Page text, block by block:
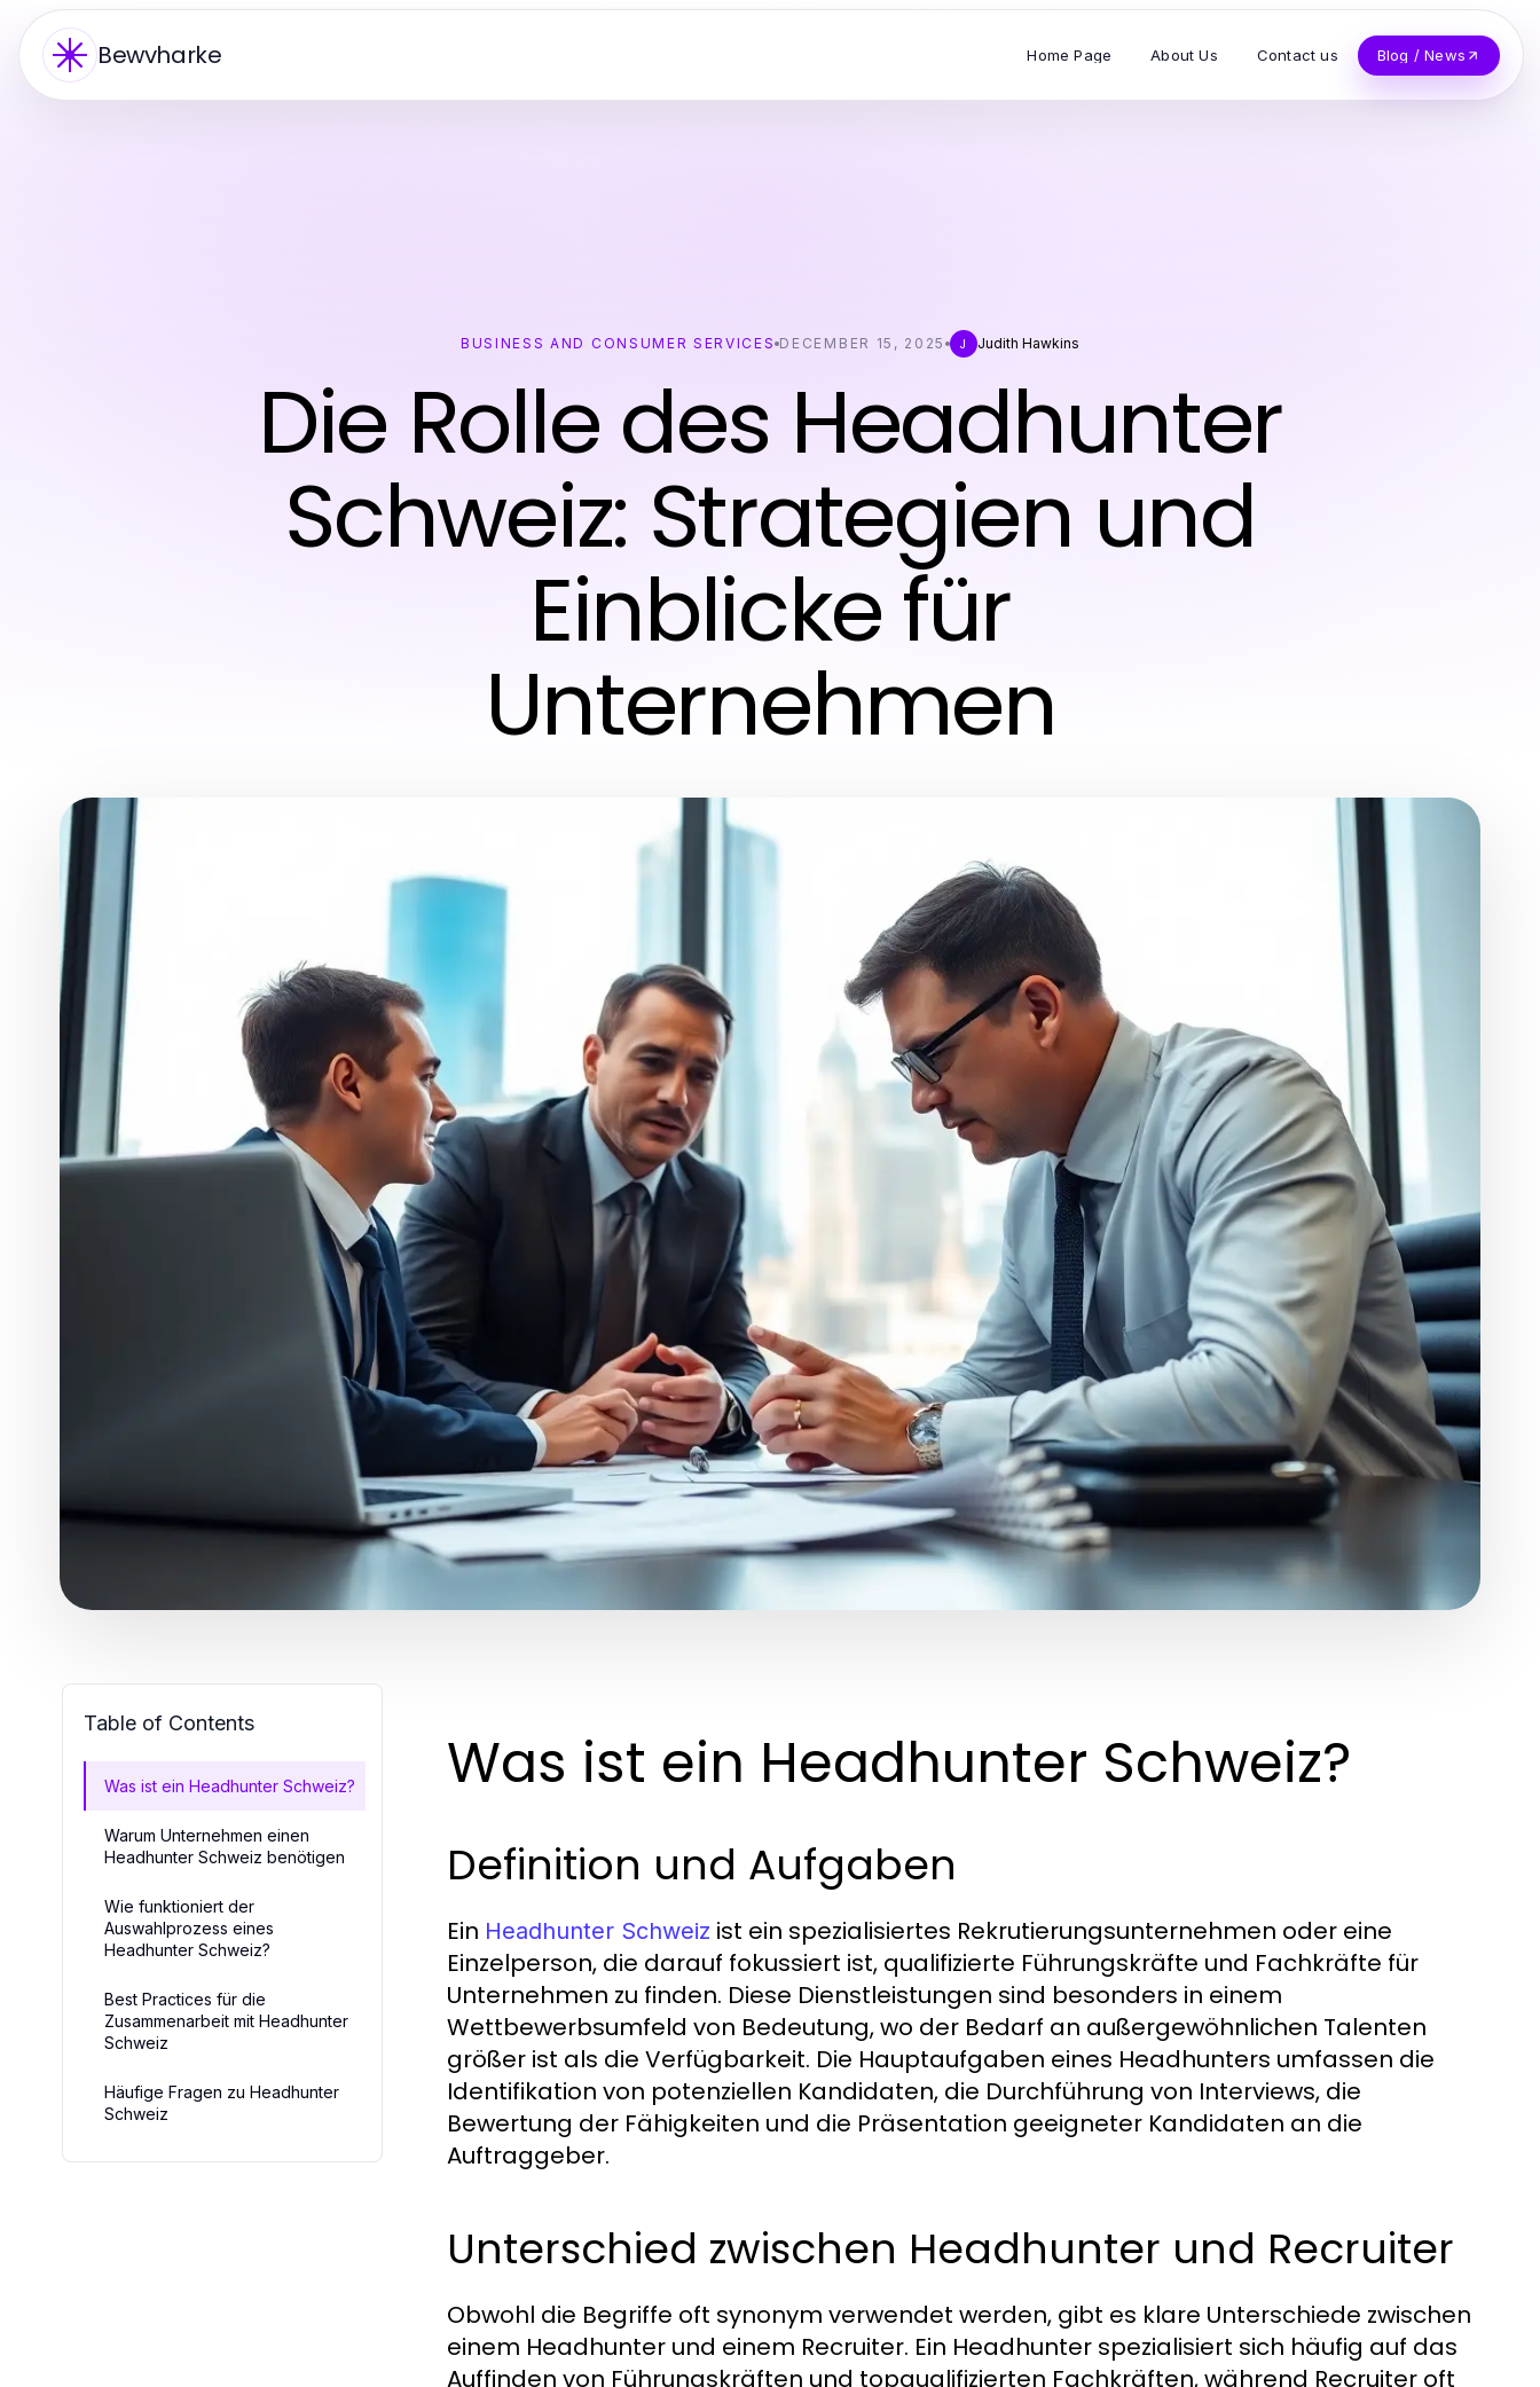
Bewvharke Home Page About Us Contact us Blog / News
BUSINESS AND CONSUMER SERVICES DECEMBER 15, 2025 J Judith Hawkins
Die Rolle des Headhunter
Schweiz: Strategien und
Einblicke für
Unternehmen
Table of Contents
Was ist ein Headhunter Schweiz?
Warum Unternehmen einen
Headhunter Schweiz benötigen
Wie funktioniert der
Auswahlprozess eines
Headhunter Schweiz?
Best Practices für die
Zusammenarbeit mit Headhunter
Schweiz
Häufige Fragen zu Headhunter
Schweiz
Was ist ein Headhunter Schweiz?
Definition und Aufgaben
Ein Headhunter Schweiz ist ein spezialisiertes Rekrutierungsunternehmen oder eine
Einzelperson, die darauf fokussiert ist, qualifizierte Führungskräfte und Fachkräfte für
Unternehmen zu finden. Diese Dienstleistungen sind besonders in einem
Wettbewerbsumfeld von Bedeutung, wo der Bedarf an außergewöhnlichen Talenten
größer ist als die Verfügbarkeit. Die Hauptaufgaben eines Headhunters umfassen die
Identifikation von potenziellen Kandidaten, die Durchführung von Interviews, die
Bewertung der Fähigkeiten und die Präsentation geeigneter Kandidaten an die
Auftraggeber.
Unterschied zwischen Headhunter und Recruiter
Obwohl die Begriffe oft synonym verwendet werden, gibt es klare Unterschiede zwischen
einem Headhunter und einem Recruiter. Ein Headhunter spezialisiert sich häufig auf das
Auffinden von Führungskräften und topqualifizierten Fachkräften, während Recruiter oft